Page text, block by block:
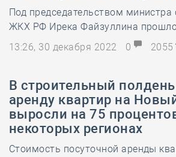
Под председательством министра
ЖКХ РФ Ирека Файзуллина
13:26, 30 декабря 2022
0 2055
В строительный
аренду квартир на
выросли на 75
некоторых регионах
Стоимость посуточной аренды